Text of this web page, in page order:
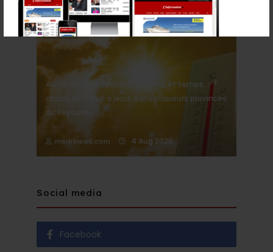
METÉO
Alerte Météo : Vague de chaleur et temps
chaud de mardi à jeudi dans plusieurs provinces
du Royaume
medi1news.com 4 Aug 2026
Social media
Facebook